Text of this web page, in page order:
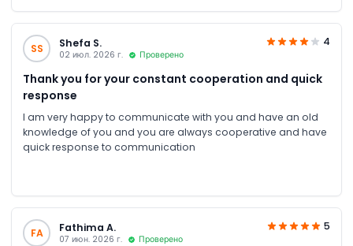
SS Shefa S.
02 июл. 2026 г. Проверено
4
Thank you for your constant cooperation and quick
response
I am very happy to communicate with you and have an old
knowledge of you and you are always cooperative and have
quick response to communication
FA Fathima A.
07 июн. 2026 г. Проверено
5